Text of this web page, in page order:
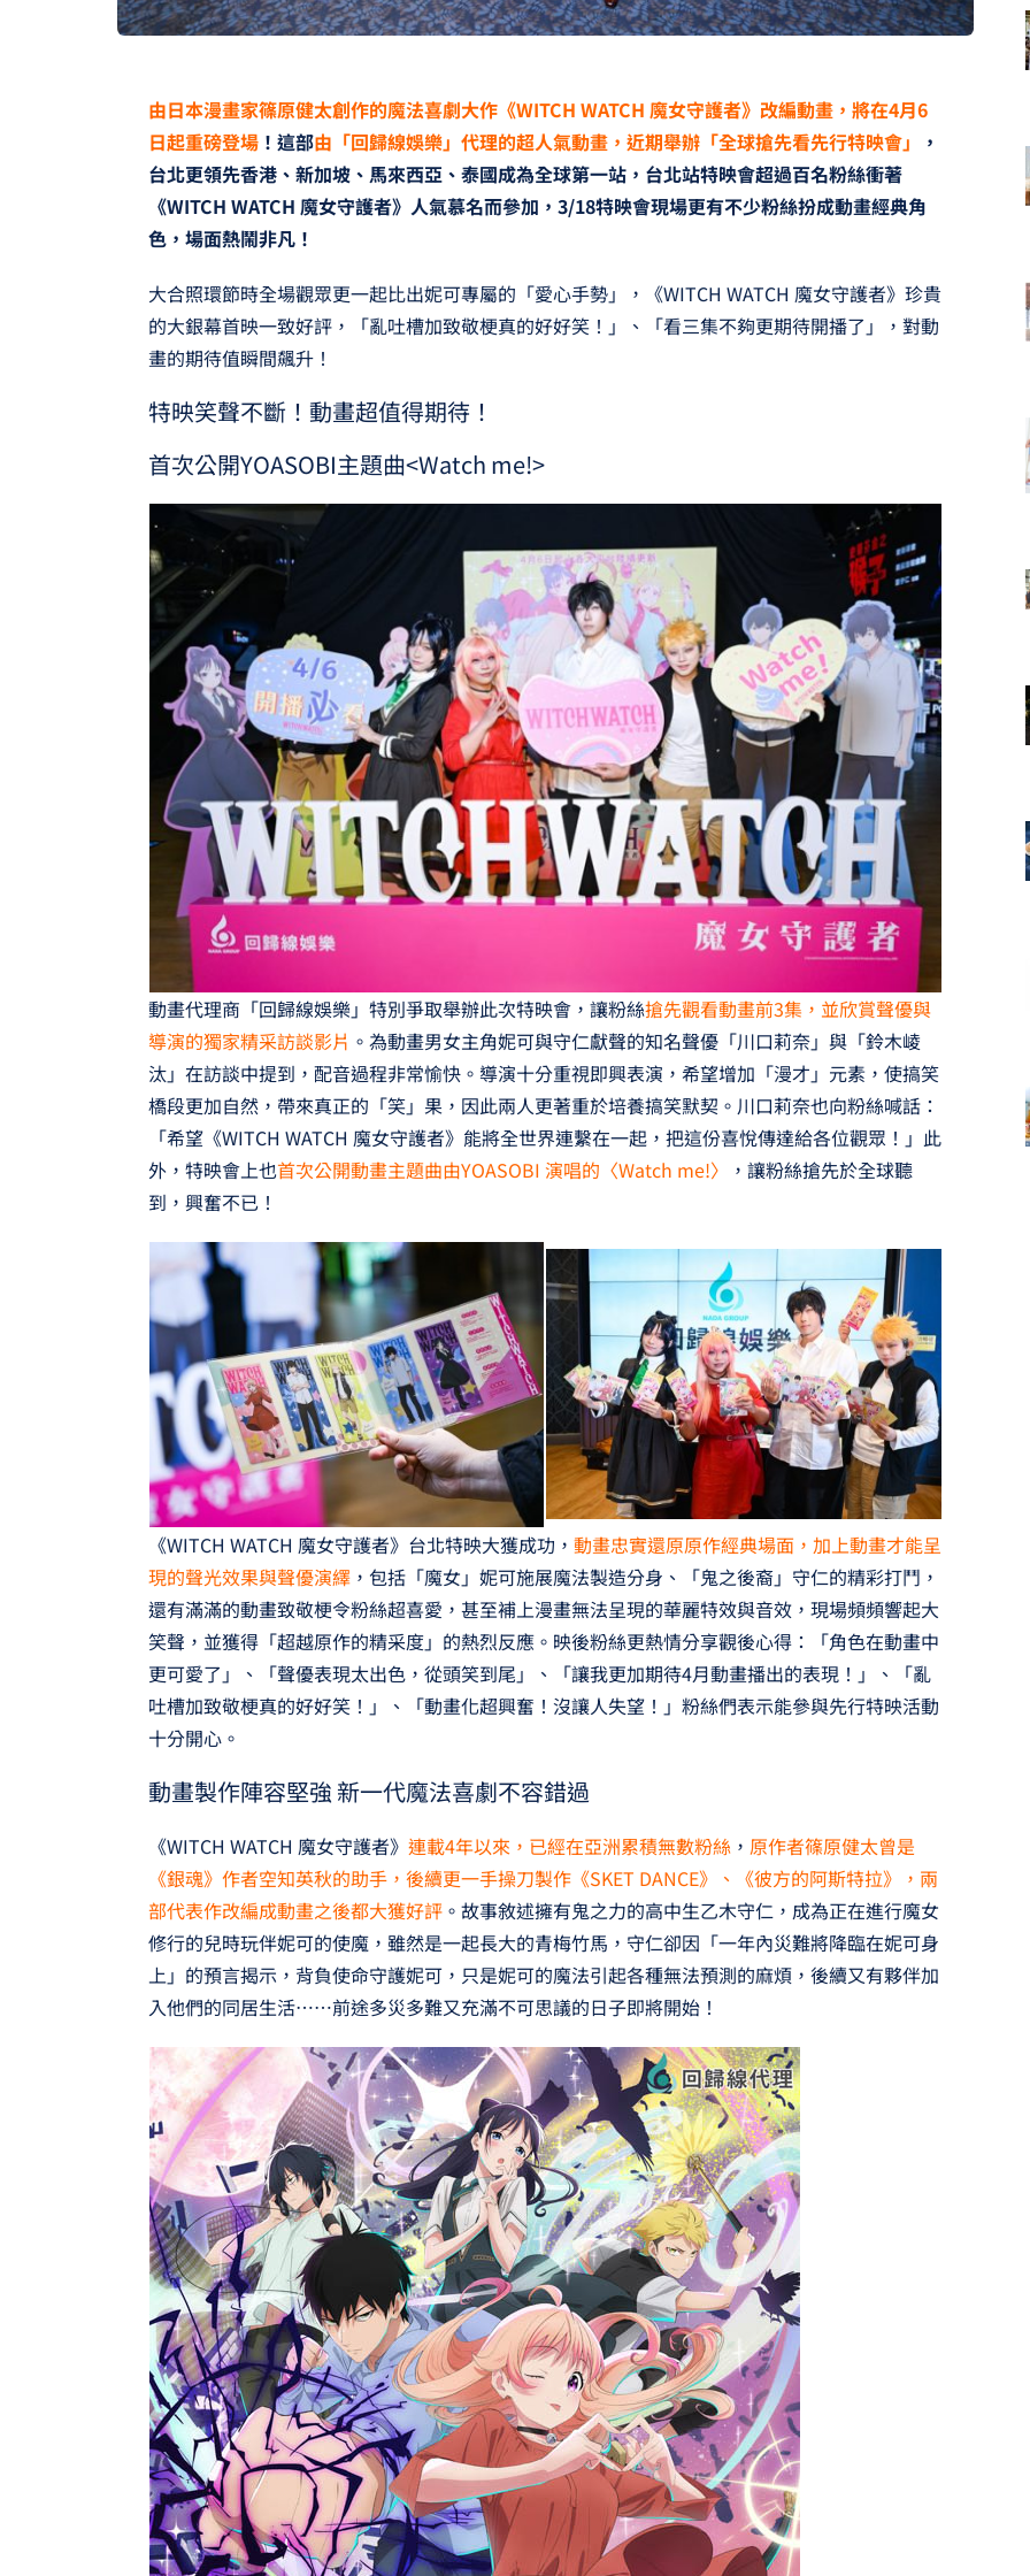
由日本漫畫家篠原健太創作的魔法喜劇大作《WITCH WATCH 魔女守護者》改編動畫，將在4月6
日起重磅登場！這部由「回歸線娛樂」代理的超人氣動畫，近期舉辦「全球搶先看先行特映會」
，
台北更領先香港、新加坡、馬來西亞、泰國成為全球第一站，台北站特映會超過百名粉絲衝著
《WITCH WATCH 魔女守護者》人氣慕名而參加，3/18特映會現場更有不少粉絲扮成動畫經典角
色，場面熱鬧非凡！
大合照環節時全場觀眾更一起比出妮可專屬的「愛心手勢」，《WITCH WATCH 魔女守護者》珍貴
的大銀幕首映一致好評，「亂吐槽加致敬梗真的好好笑！」、「看三集不夠更期待開播了」，對動
畫的期待值瞬間飆升！
特映笑聲不斷！動畫超值得期待！
首次公開YOASOBI主題曲<Watch me!>
動畫代理商「回歸線娛樂」特別爭取舉辦此次特映會，讓粉絲搶先觀看動畫前3集，並欣賞聲優與
導演的獨家精采訪談影片 。為動畫男女主角妮可與守仁獻聲的知名聲優「川口莉奈」與「鈴木崚
汰」在訪談中提到，配音過程非常愉快。導演十分重視即興表演，希望增加「漫才」元素，使搞笑
橋段更加自然，帶來真正的「笑」果，因此兩人更著重於培養搞笑默契。川口莉奈也向粉絲喊話：
「希望《WITCH WATCH 魔女守護者》能將全世界連繫在一起，把這份喜悅傳達給各位觀眾！」此
外，特映會上也首次公開動畫主題曲由YOASOBI 演唱的〈Watch me!〉
，讓粉絲搶先於全球聽
到，興奮不已！
《WITCH WATCH 魔女守護者》台北特映大獲成功， 動畫忠實還原原作經典場面，加上動畫才能呈
現的聲光效果與聲優演繹，包括「魔女」妮可施展魔法製造分身、「鬼之後裔」守仁的精彩打鬥，
還有滿滿的動畫致敬梗令粉絲超喜愛，甚至補上漫畫無法呈現的華麗特效與音效，現場頻頻響起大
笑聲，並獲得「超越原作的精采度」的熱烈反應。映後粉絲更熱情分享觀後心得：「角色在動畫中
更可愛了」、「聲優表現太出色，從頭笑到尾」、「讓我更加期待4月動畫播出的表現！」、「亂
吐槽加致敬梗真的好好笑！」、「動畫化超興奮！沒讓人失望！」粉絲們表示能參與先行特映活動
十分開心。
動畫製作陣容堅強 新一代魔法喜劇不容錯過
《WITCH WATCH 魔女守護者》 連載4年以來，已經在亞洲累積無數粉絲， 原作者篠原健太曾是
《銀魂》作者空知英秋的助手，後續更一手操刀製作《SKET DANCE》、《彼方的阿斯特拉》，兩
部代表作改編成動畫之後都大獲好評。故事敘述擁有鬼之力的高中生乙木守仁，成為正在進行魔女
修行的兒時玩伴妮可的使魔，雖然是一起長大的青梅竹馬，守仁卻因「一年內災難將降臨在妮可身
上」的預言揭示，背負使命守護妮可，只是妮可的魔法引起各種無法預測的麻煩，後續又有夥伴加
入他們的同居生活……前途多災多難又充滿不可思議的日子即將開始！